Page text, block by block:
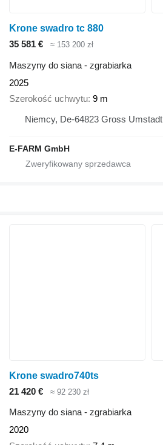
Krone swadro tc 880
35 581 €
≈ 153 200 zł
Maszyny do siana - zgrabiarka
2025
Szerokość uchwytu 9 m
Niemcy, De-64823 Gross Umstadt
E-FARM GmbH
Krone swadro740ts
21 420 €
≈ 92 230 zł
Maszyny do siana - zgrabiarka
2020